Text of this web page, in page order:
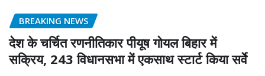
BREAKING NEWS
देश के चर्चित रणनीतिकार पीयूष गोयल बिहार में
सक्रिय, 243 विधानसभा में एकसाथ स्टार्ट किया सर्वे